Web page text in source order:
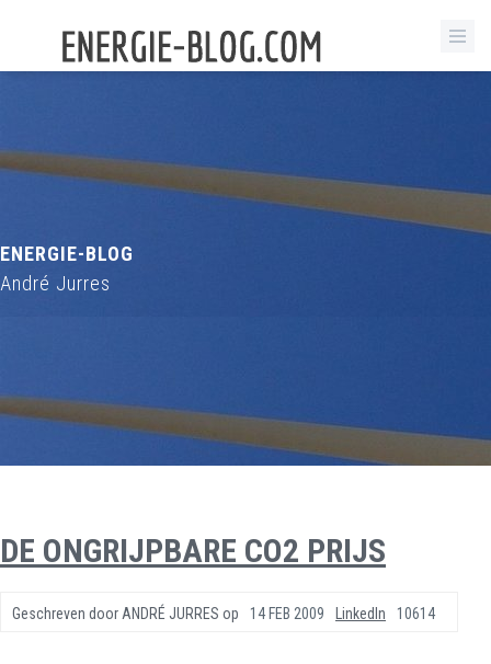
ENERGIE-BLOG
André Jurres
DE ONGRIJPBARE CO2 PRIJS
Geschreven door ANDRÉ JURRES op 14 FEB 2009 10614
LinkedIn